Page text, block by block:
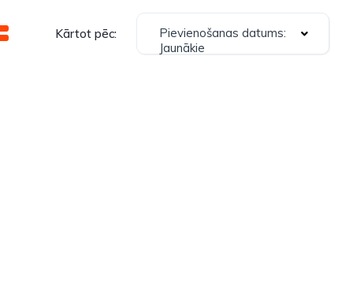
Kārtot pēc:
Pievienošanas datums:
Jaunākie